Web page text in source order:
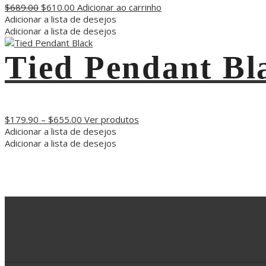
$689.00 $610.00 Adicionar ao carrinho
Adicionar a lista de desejos
Adicionar a lista de desejos
Tied Pendant
$179.90 – $655.00 Ver produtos
Adicionar a lista de desejos
Adicionar a lista de desejos